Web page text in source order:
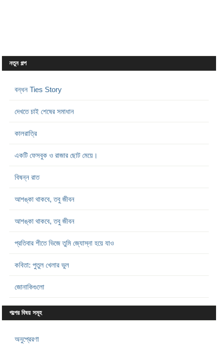
নতুন গল্প
বন্ধন Ties Story
দেখতে চাই শেষের সমাধান
কালরাত্রি
একটি ফেসবুক ও রাজার ছোট মেয়ে।
বিষন্ন রাত
আশঙ্কা থাকবে, তবু জীবন
আশঙ্কা থাকবে, তবু জীবন
প্রতিবার শীতে ভিজে তুমি জ্যোস্না হয়ে যাও
কবিতা: পুতুল খেলার ভুল
জোনাকিগুলো
গল্পের বিষয় সমূহ
অনুপ্রেরণা